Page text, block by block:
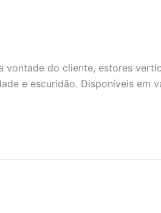
do cliente, estores
e escuridão. Disponíveis em